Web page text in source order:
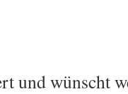
und wünscht